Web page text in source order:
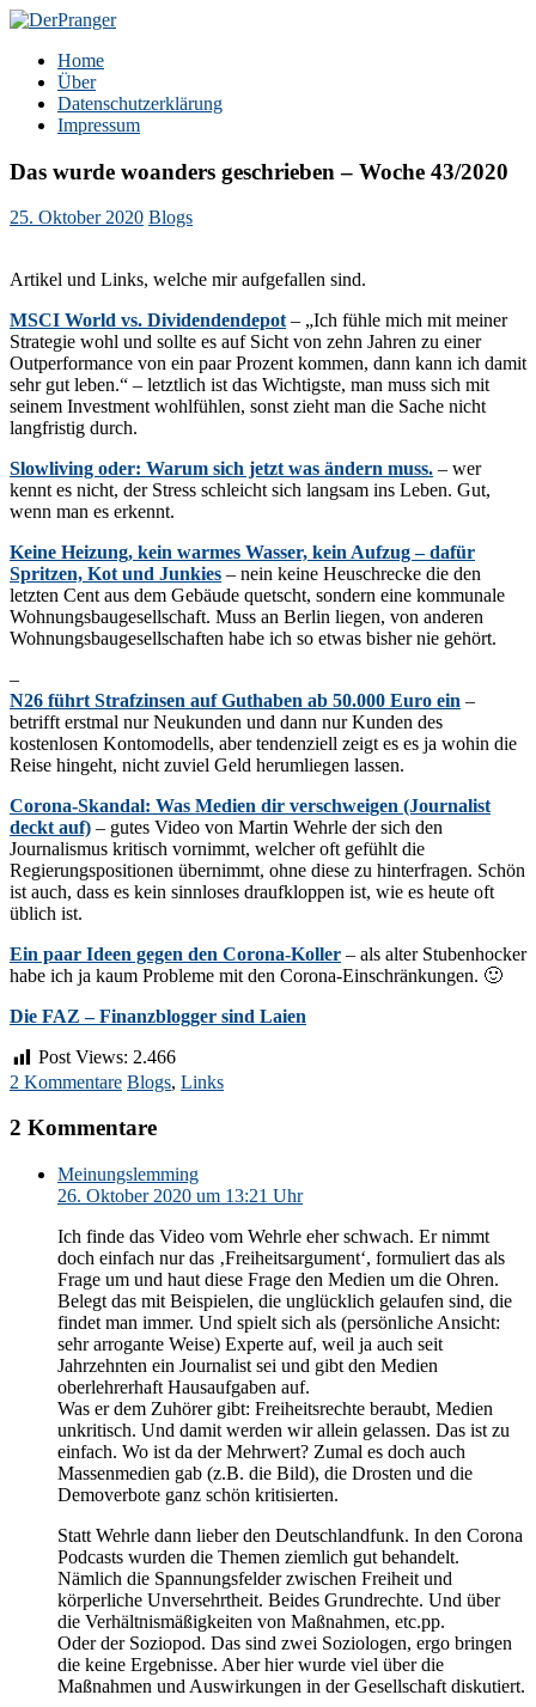
Zum
springen
DerPranger
Finanzen, Freiheit, Prangerei
Home
Über
Datenschutzerklärung
Impressum
Das wurde woanders geschrieben – Woche 43/2020
25. Oktober 2020 Blogs
Artikel und Links, welche mir aufgefallen sind.
MSCI World vs. Dividendendepot– „Ich fühle mich mit meiner
Strategie wohl und sollte es auf Sicht von zehn Jahren zu einer
Outperformance von ein paar Prozent kommen, dann kann ich damit
sehr gut leben.“ – letztlich ist das Wichtigste, man muss sich mit
seinem Investment wohlfühlen, sonst zieht man die Sache nicht
langfristig durch.
Slowliving oder: Warum sich jetzt was ändern muss. – wer
kennt es nicht, der Stress schleicht sich langsam ins Leben. Gut,
wenn man es erkennt.
Keine Heizung, kein warmes Wasser, kein Aufzug – dafür
Spritzen, Kot und Junkies – nein keine Heuschrecke die den
letzten Cent aus dem Gebäude quetscht, sondern eine kommunale
Wohnungsbaugesellschaft. Muss an Berlin liegen, von anderen
Wohnungsbaugesellschaften habe ich so etwas bisher nie gehört.
–
N26 führt Strafzinsen auf Guthaben ab 50.000 Euro ein –
betrifft erstmal nur Neukunden und dann nur Kunden des
kostenlosen Kontomodells, aber tendenziell zeigt es es ja wohin die
Reise hingeht, nicht zuviel Geld herumliegen lassen.
Corona-Skandal: Was Medien dir verschweigen (Journalist
deckt auf) – gutes Video von Martin Wehrle der sich den
Journalismus kritisch vornimmt, welcher oft gefühlt die
Regierungspositionen übernimmt, ohne diese zu hinterfragen. Schön
ist auch, dass es kein sinnloses draufkloppen ist, wie es heute oft
üblich ist.
Ein paar Ideen gegen den Corona-Koller – als alter Stubenhocker
habe ich ja kaum Probleme mit den Corona-Einschränkungen. 🙂
Die FAZ – Finanzblogger sind Laien
Post Views: 2.466
2 Kommentare Blogs, Links
2 Kommentare
Meinungslemming
26. Oktober 2020 um 13:21 Uhr
Ich finde das Video vom Wehrle eher schwach. Er nimmt
doch einfach nur das ‚Freiheitsargument‘, formuliert das als
Frage um und haut diese Frage den Medien um die Ohren.
Belegt das mit Beispielen, die unglücklich gelaufen sind, die
findet man immer. Und spielt sich als (persönliche Ansicht:
sehr arrogante Weise) Experte auf, weil ja auch seit
Jahrzehnten ein Journalist sei und gibt den Medien
oberlehrerhaft Hausaufgaben auf.
Was er dem Zuhörer gibt: Freiheitsrechte beraubt, Medien
unkritisch. Und damit werden wir allein gelassen. Das ist zu
einfach. Wo ist da der Mehrwert? Zumal es doch auch
Massenmedien gab (z.B. die Bild), die Drosten und die
Demoverbote ganz schön kritisierten.
Statt Wehrle dann lieber den Deutschlandfunk. In den Corona
Podcasts wurden die Themen ziemlich gut behandelt.
Nämlich die Spannungsfelder zwischen Freiheit und
körperliche Unversehrtheit. Beides Grundrechte. Und über
die Verhältnismäßigkeiten von Maßnahmen, etc.pp.
Oder der Soziopod. Das sind zwei Soziologen, ergo bringen
die keine Ergebnisse. Aber hier wurde viel über die
Maßnahmen und Auswirkungen in der Gesellschaft diskutiert.